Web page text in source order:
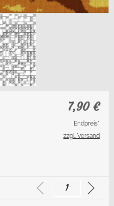
7,90€
Endpreis*
zzgl. Versand